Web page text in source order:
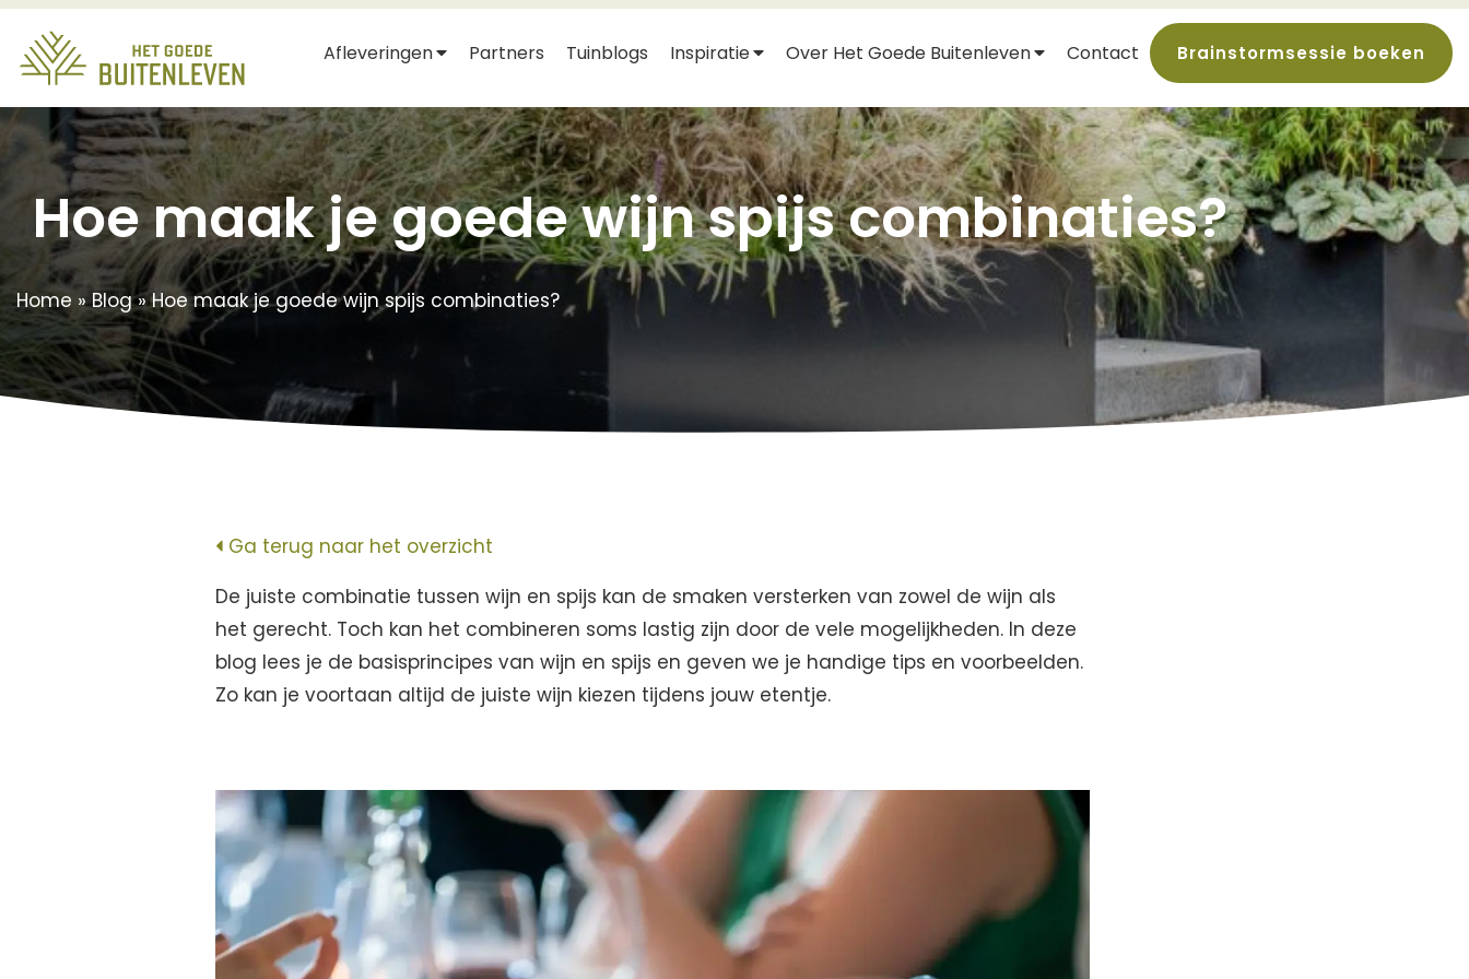
Afleveringen Partners Tuinblogs Inspiratie Over Het Goede Buitenleven Contact Brainstormsessie boeken
Hoe maak je goede wijn spijs combinaties?
Home »Blog»Hoe maak je goede wijn spijs combinaties?
Ga terug naar het overzicht
De juiste combinatie tussen wijn en spijs kan de smaken versterken van zowel de wijn als
het gerecht. Toch kan het combineren soms lastig zijn door de vele mogelijkheden. In deze
blog lees je de basisprincipes van wijn en spijs en geven we je handige tips en voorbeelden.
Zo kan je voortaan altijd de juiste wijn kiezen tijdens jouw etentje.